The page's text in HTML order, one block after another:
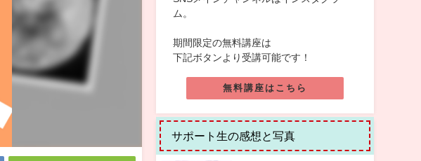
ム。
期間限定の無料講座は
下記ボタンより受講可能です！
無料講座はこちら
サポート生の感想と写真